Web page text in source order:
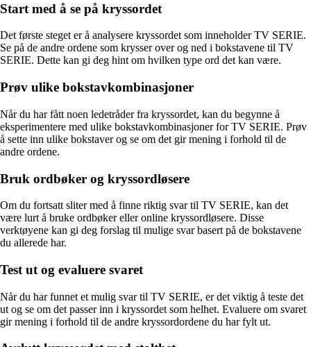
Start med å se på kryssordet
Det første steget er å analysere kryssordet som inneholder TV SERIE.
Se på de andre ordene som krysser over og ned i bokstavene til TV
SERIE. Dette kan gi deg hint om hvilken type ord det kan være.
Prøv ulike bokstavkombinasjoner
Når du har fått noen ledetråder fra kryssordet, kan du begynne å
eksperimentere med ulike bokstavkombinasjoner for TV SERIE. Prøv
å sette inn ulike bokstaver og se om det gir mening i forhold til de
andre ordene.
Bruk ordbøker og kryssordløsere
Om du fortsatt sliter med å finne riktig svar til TV SERIE, kan det
være lurt å bruke ordbøker eller online kryssordløsere. Disse
verktøyene kan gi deg forslag til mulige svar basert på de bokstavene
du allerede har.
Test ut og evaluere svaret
Når du har funnet et mulig svar til TV SERIE, er det viktig å teste det
ut og se om det passer inn i kryssordet som helhet. Evaluere om svaret
gir mening i forhold til de andre kryssordordene du har fylt ut.